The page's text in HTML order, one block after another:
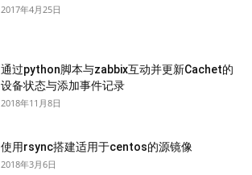
2017年4月25日
通过python脚本与zabbix互动并更新Cachet的
设备状态与添加事件记录
2018年11月8日
使用rsync搭建适用于centos的源镜像
2018年3月6日